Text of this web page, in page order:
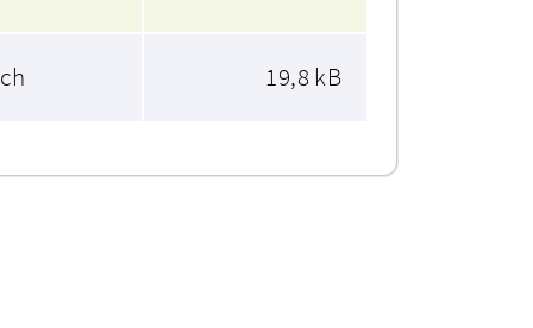
19,8 kB